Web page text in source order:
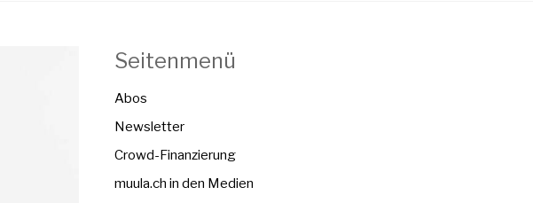
Seitenmenü
Abos
Newsletter
Crowd-Finanzierung
muula.ch in den Medien